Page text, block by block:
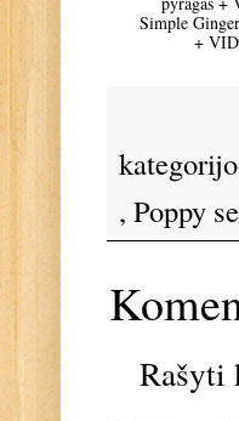
Simple
+
, Poppy
Rašyti